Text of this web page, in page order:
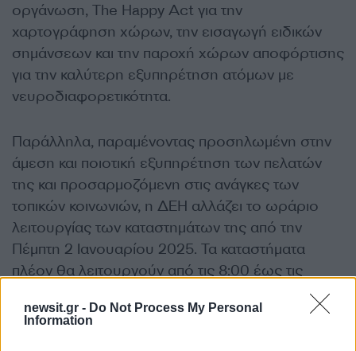
newsit.gr - Do Not Process My Personal
Information
οργάνωση, The Happy Act για την
χαρτογράφηση χώρων, την εισαγωγή ειδικών
σημάνσεων και την παροχή χώρων αποφόρτισης
για την καλύτερη εξυπηρέτηση ατόμων με
νευροδιαφορετικότητα.
Παράλληλα, παραμένοντας προσηλωμένη στην
άμεση και ποιοτική εξυπηρέτηση των πελατών
της και προσαρμοζόμενη στις ανάγκες των
τοπικών κοινωνιών, η ΔΕΗ αλλάζει το ωράριο
λειτουργίας των καταστημάτων της από την
Πέμπτη 2 Ιανουαρίου 2025. Τα καταστήματα
πλέον θα λειτουργούν από τις 8:00 έως τις
15:00 κάθε Δευτέρα, Τετάρτη και Σάββατο, ενώ
κάθε Τρίτη, Πέμπτη και Παρασκευή θα είναι